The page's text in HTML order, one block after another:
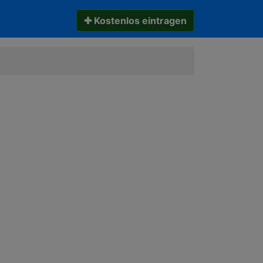
✚ Kostenlos eintragen